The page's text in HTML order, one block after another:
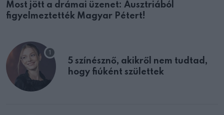
Most jött a drámai üzenet: Ausztriából
figyelmeztették Magyar Pétert!
5 színésznő, akikről nem tudtad,
hogy fiúként születtek